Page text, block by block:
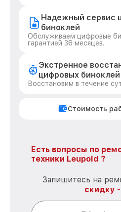
Надежный сервис
биноклей
Обслуживаем цифровые
гарантией 36 месяцев.
Экстренное
цифровых биноклей
Восстановим в течение
Стоимость
Есть вопросы по
техники Leupold ?
Запишитесь на
скидку